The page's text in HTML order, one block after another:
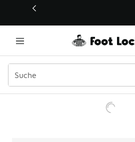
Dieser Link öffnet sich in einem